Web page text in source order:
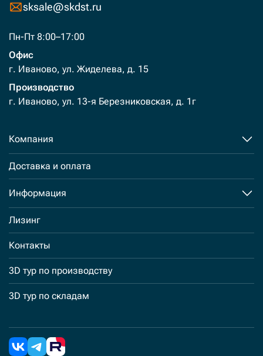
sksale@skdst.ru
Пн-Пт 8:00–17:00
Офис
г. Иваново, ул. Жиделева, д. 15
Производство
г. Иваново, ул. 13-я Березниковская, д. 1г
Компания
Доставка и оплата
Информация
Лизинг
Контакты
3D тур по производству
3D тур по складам